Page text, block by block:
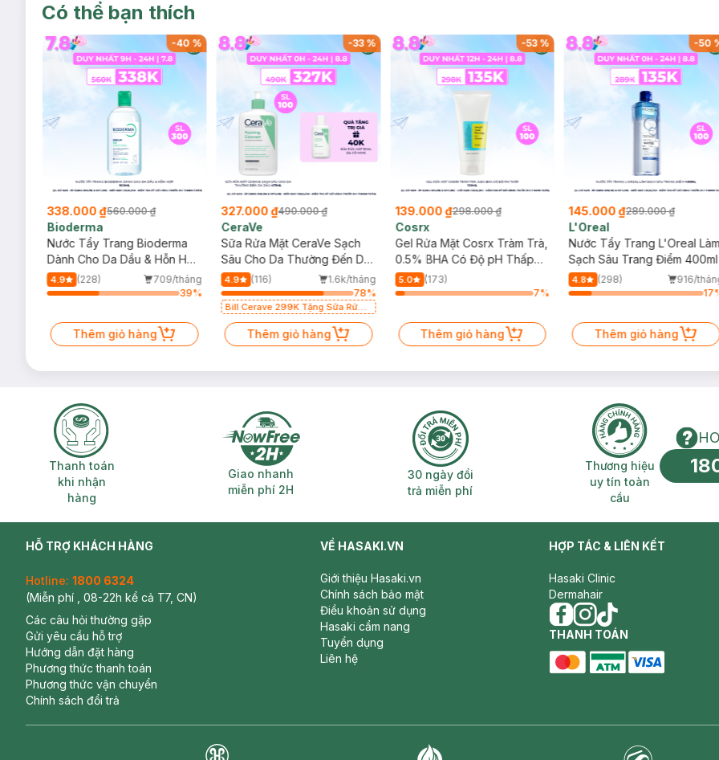
Có thể bạn thích
-40 %
338.000 ₫560.000 ₫
Bioderma
Nước Tẩy Trang Bioderma
Dành Cho Da Dầu & Hỗn Hợp
500ml
4.9 (228)
709/tháng
39%
Thêm giỏ hàng
-33%
327.000 ₫490.000 ₫
CeraVe
Sữa Rửa Mặt CeraVe Sạch
Sâu Cho Da Thường Đến Da
Dầu 473ml
4.9 (116)
1.6k/tháng
78%
Bill Cerave 299K Tặng Sữa Rửa
Mặt Cerave 30ml (SL có hạn)
Thêm giỏ hàng
-53%
139.000 ₫298.000 ₫
Cosrx
Gel Rửa Mặt Cosrx Tràm Trà,
0.5% BHA Có Độ pH Thấp
150ml
5.0
(173)
7%
Thêm giỏ hàng
-50
145.000 ₫289.000 ₫
L'Oreal
Nước Tẩy Trang L'Oreal
Sạch Sâu Trang Điểm 400ml
4.8 (298)
916/
17
Thêm giỏ hàng
Thanh toán khi nhận hàng
Thanh toán
khi nhận
hàng
Giao nhanh miễn phí 2H
Giao nhanh
miễn phí 2H
30 ngày đổi trả miễn phí
30 ngày đổi
trả miễn phí
Thương hiệu
Thương hiệu
uy tín toàn
cầu
HỖ TRỢ KHÁCH HÀNG
Hotline: 1800 6324
(Miễn phí , 08-22h kể cả T7, CN)
Các câu hỏi thường gặp
Gửi yêu cầu hỗ trợ
Hướng dẫn đặt hàng
Phương thức thanh toán
Phương thức vận chuyển
Chính sách đổi trả
VỀ HASAKI.VN
Giới thiệu Hasaki.vn
Chính sách bảo mật
Điều khoản sử dụng
Hasaki cẩm nang
Tuyển dụng
Liên hệ
HỢP TÁC & LIÊN KẾT
Hasaki Clinic
Dermahair
facebook
instagram
tiktok
THANH TOÁN